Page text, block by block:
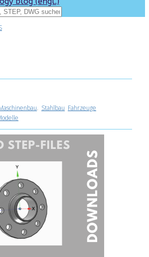
. Stahlbau Fahrzeuge